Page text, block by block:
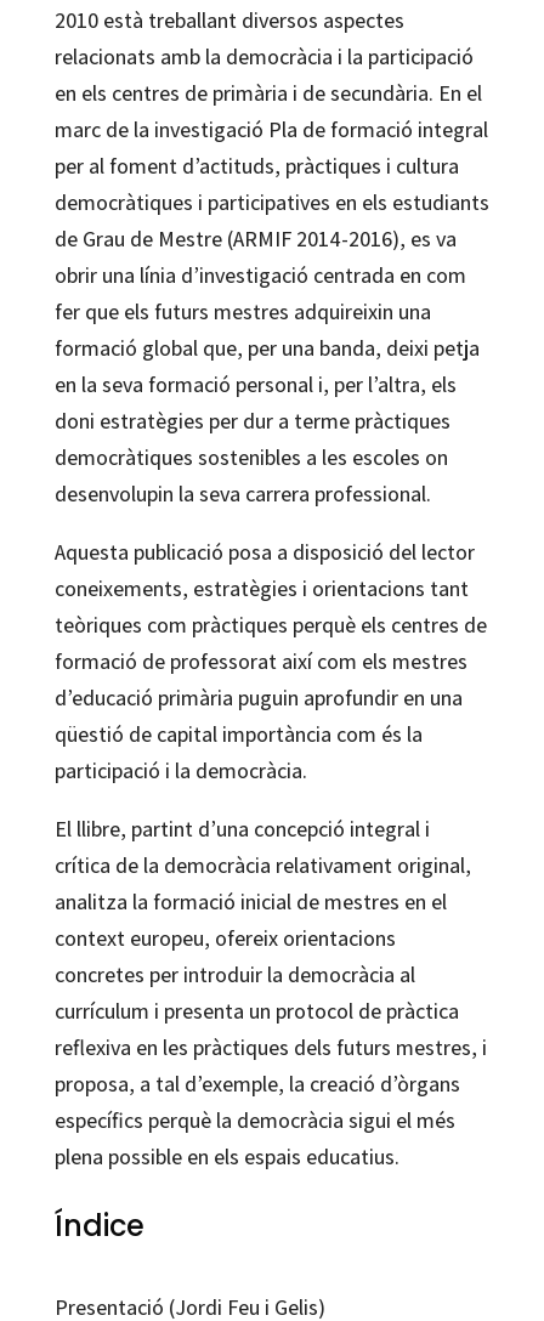
2010 està treballant diversos aspectes
relacionats amb la democràcia i la participació
en els centres de primària i de secundària. En el
marc de la investigació Pla de formació integral
per al foment d’actituds, pràctiques i cultura
democràtiques i participatives en els estudiants
de Grau de Mestre (ARMIF 2014-2016), es va
obrir una línia d’investigació centrada en com
fer que els futurs mestres adquireixin una
formació global que, per una banda, deixi petja
en la seva formació personal i, per l’altra, els
doni estratègies per dur a terme pràctiques
democràtiques sostenibles a les escoles on
desenvolupin la seva carrera professional.
Aquesta publicació posa a disposició del lector
coneixements, estratègies i orientacions tant
teòriques com pràctiques perquè els centres de
formació de professorat així com els mestres
d’educació primària puguin aprofundir en una
qüestió de capital importància com és la
participació i la democràcia.
El llibre, partint d’una concepció integral i
crítica de la democràcia relativament original,
analitza la formació inicial de mestres en el
context europeu, ofereix orientacions
concretes per introduir la democràcia al
currículum i presenta un protocol de pràctica
reflexiva en les pràctiques dels futurs mestres, i
proposa, a tal d’exemple, la creació d’òrgans
específics perquè la democràcia sigui el més
plena possible en els espais educatius.
Índice
Presentació (Jordi Feu i Gelis)